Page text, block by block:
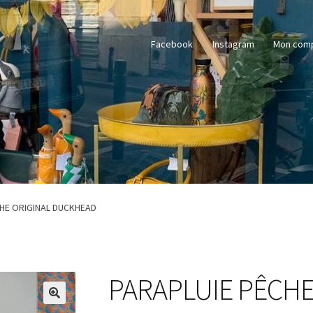
Facebook Instagram Mon
ORIGINAL DUCKHEAD
PARAPLUIE